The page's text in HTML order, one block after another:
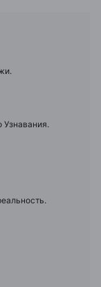
Узнавания.